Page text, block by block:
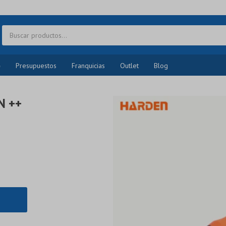
Presupuestos Franquicias Outlet Blog
++